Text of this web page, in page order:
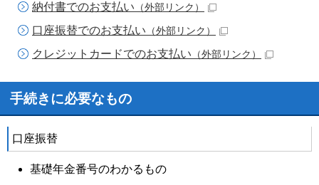
納付書でのお支払い （外部リンク）
口座振替でのお支払い （外部リンク）
クレジットカードでのお支払い （外部リンク）
手続きに必要なもの
口座振替
基礎年金番号のわかるもの